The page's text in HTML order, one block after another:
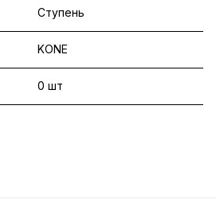
Ступень
KONE
0 шт